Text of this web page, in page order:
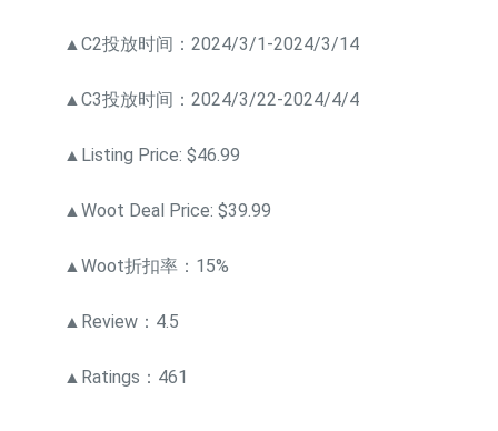
▲C2投放时间：2024/3/1-2024/3/14
▲C3投放时间：2024/3/22-2024/4/4
▲Listing Price: $46.99
▲Woot Deal Price: $39.99
▲Woot折扣率：15%
▲Review：4.5
▲Ratings：461